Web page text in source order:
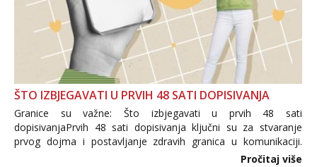
ŠTO IZBJEGAVATI U PRVIH 48 SATI DOPISIVANJA
Granice su važne: Što izbjegavati u prvih 48 sati
dopisivanjaPrvih 48 sati dopisivanja ključni su za stvaranje
prvog dojma i postavljanje zdravih granica u komunikaciji.
Važno je izbjeći prebrzo otkrivanje osobnih ili intimnih
Pročitaj više